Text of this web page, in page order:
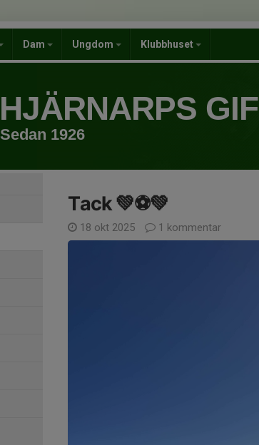
Dam Ungdom Klubbhuset
HJÄRNARPS GIF
Sedan 1926
Tack 💚⚽️💚
18 okt 2025 1 kommentar